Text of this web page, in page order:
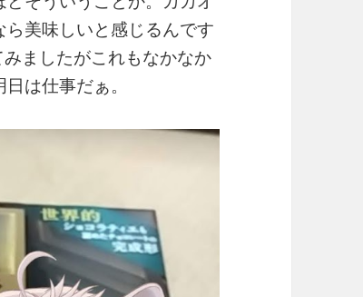
美味しいと感じるんです
ましたがこれもなかなか
は仕事だぁ。